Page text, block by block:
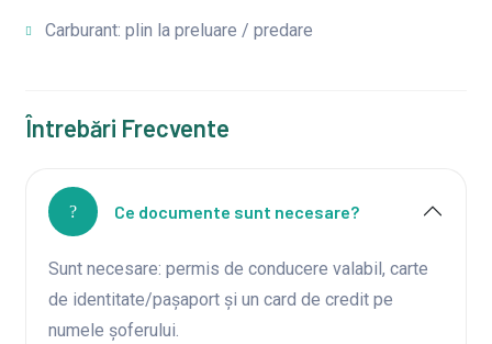
Carburant: plin la preluare / predare
Întrebări Frecvente
Ce documente sunt necesare?
Sunt necesare: permis de conducere valabil, carte
de identitate/pașaport și un card de credit pe
numele șoferului.